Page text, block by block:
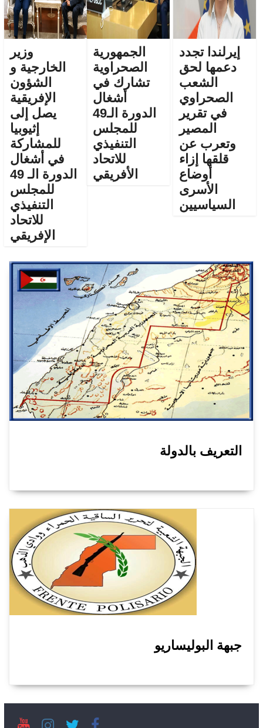
إيرلندا تجدد
دعمها لحق
الشعب
الصحراوي
في تقرير
المصير
وتعرب عن
قلقها إزاء
أوضاع
الأسرى
السياسيين
الجمهورية
الصحراوية
تشارك في
أشغال
الدورة الـ49
للمجلس
التنفيذي
للاتحاد
الأفريقي
وزير
الخارجية و
الشؤون
الإفريقية
يصل إلى
إثيوبيا
للمشاركة
في أشغال
الدورة الـ 49
للمجلس
التنفيذي
للاتحاد
الإفريقي
التعريف بالدولة
جبهة البوليساريو